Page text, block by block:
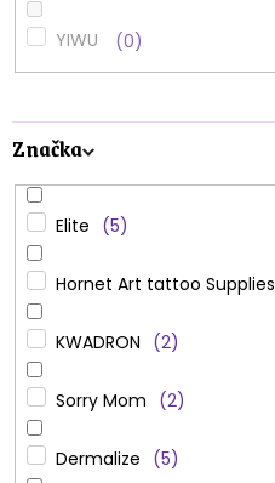
YIWU 0
Značka
Elite 5
Hornet Art tattoo Supplies
KWADRON 2
Sorry Mom 2
Dermalize 5